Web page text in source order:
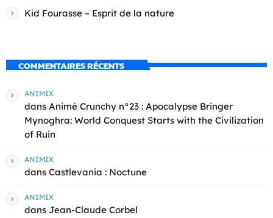
Kid Fourasse – Esprit de la nature
COMMENTAIRES RÉCENTS
ANIMIX
dans Animé Crunchy n°23 : Apocalypse Bringer
Mynoghra: World Conquest Starts with the Civilization
of Ruin
ANIMIX
dans Castlevania : Noctune
ANIMIX
dans Jean-Claude Corbel